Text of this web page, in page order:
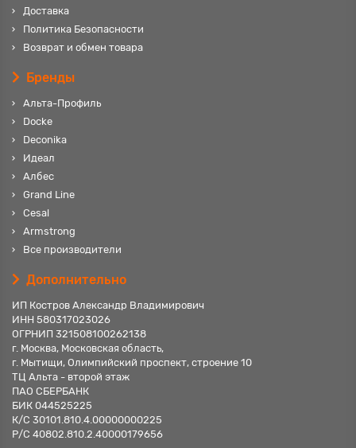
Доставка
Политика Безопасности
Возврат и обмен товара
Бренды
Альта-Профиль
Docke
Deconika
Идеал
Албес
Grand Line
Cesal
Armstrong
Все производители
Дополнительно
ИП Костров Александр Владимирович
ИНН 580317023026
ОГРНИП 321508100262138
г. Москва, Московская область,
г. Мытищи, Олимпийский проспект, строение 10
ТЦ Альта - второй этаж
ПАО СБЕРБАНК
БИК 044525225
К/С 30101.810.4.00000000225
Р/С 40802.810.2.40000179656